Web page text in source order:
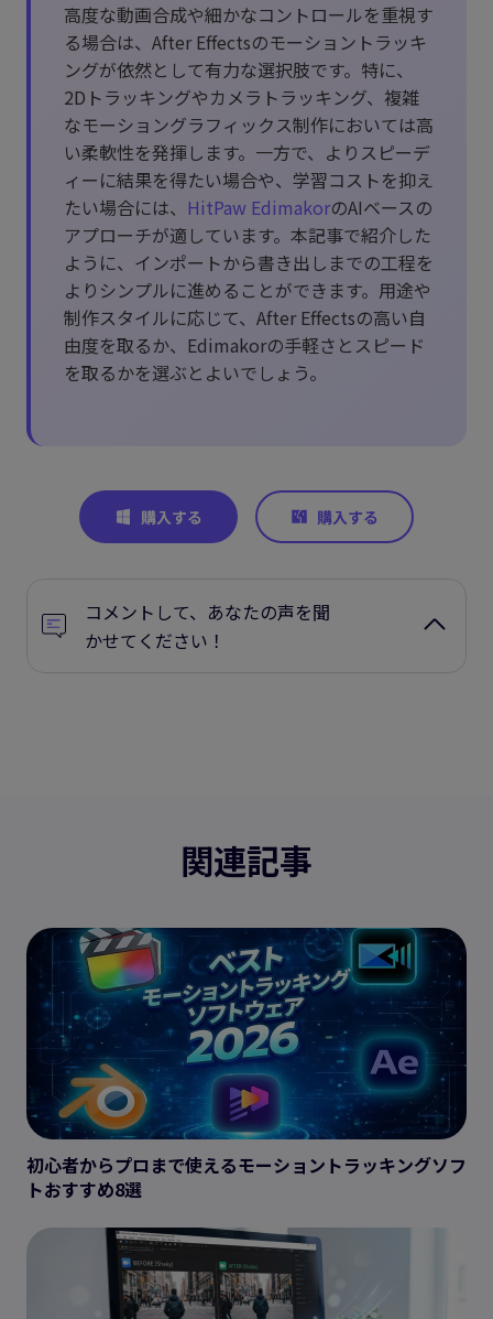
高度な動画合成や細かなコントロールを重視す
る場合は、After Effectsのモーショントラッキ
ングが依然として有力な選択肢です。特に、
2Dトラッキングやカメラトラッキング、複雑
なモーショングラフィックス制作においては高
い柔軟性を発揮します。一方で、よりスピーデ
ィーに結果を得たい場合や、学習コストを抑え
たい場合には、 HitPaw EdimakorのAIベースの
アプローチが適しています。本記事で紹介した
ように、インポートから書き出しまでの工程を
よりシンプルに進めることができます。用途や
制作スタイルに応じて、After Effectsの高い自
由度を取るか、Edimakorの手軽さとスピード
を取るかを選ぶとよいでしょう。
コメントして、あなたの声を聞
かせてください！
関連記事
初心者からプロまで使えるモーショントラッキングソフ
トおすすめ8選